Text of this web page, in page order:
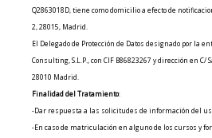
Q2863018D, tiene como domicilio a efecto de
2, 28015, Madrid.
El Delegado de Protección de Datos designado por la
Consulting, S.L.P., con CIF B86823267 y dirección en C/
28010 Madrid.
Finalidad del Tratamiento:
-Dar respuesta a las solicitudes de información del
-En caso de matriculación en alguno de los cursos y